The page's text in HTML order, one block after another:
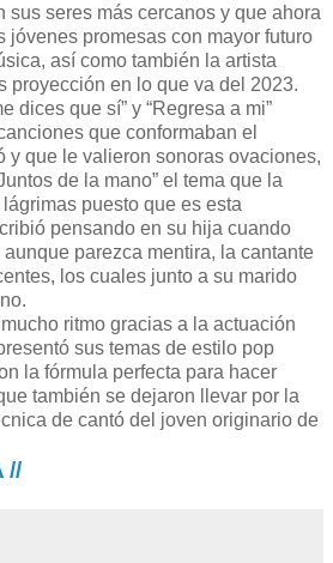
sus seres más cercanos y que ahora
jóvenes promesas con mayor futuro
así como también la artista
proyección en lo que va del 2023.
dices que sí” y “Regresa a mi”
que conformaban el
y que le valieron sonoras ovaciones,
de la mano” el tema que la
puesto que es esta
pensando en su hija cuando
parezca mentira, la cantante
los cuales junto a su marido
ritmo gracias a la actuación
sus temas de estilo pop
la fórmula perfecta para hacer
también se dejaron llevar por la
de cantó del joven originario de
//